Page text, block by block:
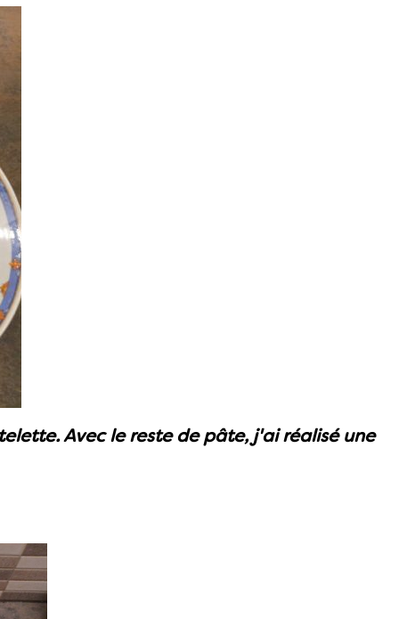
Avec le reste de pâte, j'ai réalisé une